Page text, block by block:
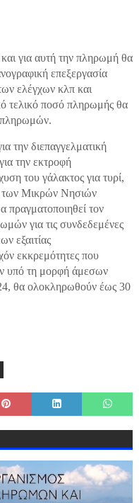
και για αυτή την πληρωμή θα
επεξεργασία
ελέγχων κλπ και
τελικό ποσό πληρωμής θα
πληρωμών.
την διεπαγγελματική
την εκτροφή
του γάλακτος για τυρί,
των Μικρών Νησιών
πραγματοποιηθεί τον
για τις συνδεδεμένες
εξαιτίας
εκκρεμότητες που
υπό τη μορφή άμεσων
θα ολοκληρωθούν έως 30